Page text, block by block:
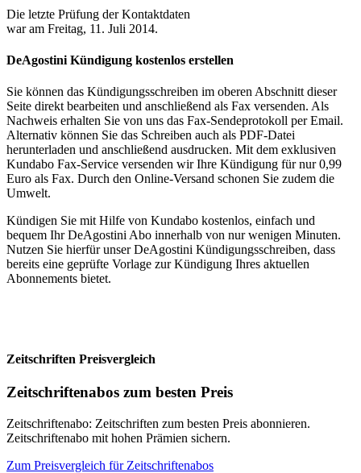
Die letzte Prüfung der Kontaktdaten
war am Freitag, 11. Juli 2014.
DeAgostini Kündigung kostenlos erstellen
Sie können das Kündigungsschreiben im oberen Abschnitt dieser
Seite direkt bearbeiten und anschließend als Fax versenden. Als
Nachweis erhalten Sie von uns das Fax-Sendeprotokoll per Email.
Alternativ können Sie das Schreiben auch als PDF-Datei
herunterladen und anschließend ausdrucken. Mit dem exklusiven
Kundabo Fax-Service versenden wir Ihre Kündigung für nur 0,99
Euro als Fax. Durch den Online-Versand schonen Sie zudem die
Umwelt.
Kündigen Sie mit Hilfe von Kundabo kostenlos, einfach und
bequem Ihr DeAgostini Abo innerhalb von nur wenigen Minuten.
Nutzen Sie hierfür unser DeAgostini Kündigungsschreiben, dass
bereits eine geprüfte Vorlage zur Kündigung Ihres aktuellen
Abonnements bietet.
Zeitschriften Preisvergleich
Zeitschriftenabos zum besten Preis
Zeitschriftenabo: Zeitschriften zum besten Preis abonnieren.
Zeitschriftenabo mit hohen Prämien sichern.
Zum Preisvergleich für Zeitschriftenabos